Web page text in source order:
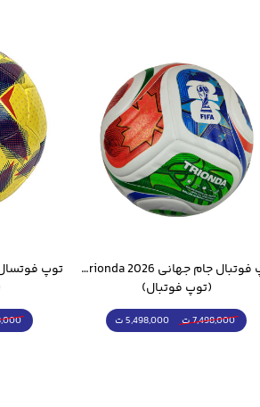
توپ فوتبال جام جهانی 2026 Trionda مشابه اورجینال
(توپ فوتبال)
7,498,000 ت 5,498,000 ت